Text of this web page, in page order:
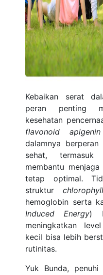
Kebaikan serat
peran penting
kesehatan
flavonoid apigenin
dalamnya
sehat,
membantu
tetap optimal.
struktur
hemoglobin serta
Induced Energy)
meningkatkan
kecil bisa lebih
rutinitas.
Yuk Bunda,